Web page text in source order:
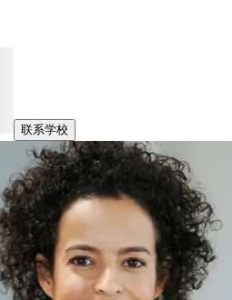
联系学校